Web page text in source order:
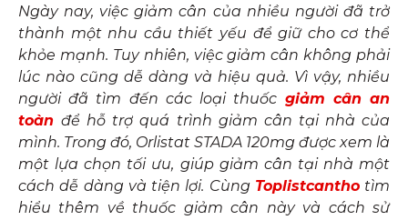
Ngày nay, việc giảm cân của nhiều người đã trở
thành một nhu cầu thiết yếu để giữ cho cơ thể
khỏe mạnh. Tuy nhiên, việc giảm cân không phải
lúc nào cũng dễ dàng và hiệu quả. Vì vậy, nhiều
người đã tìm đến các loại thuốc giảm cân an
toànđể hỗ trợ quá trình giảm cân tại nhà của
mình. Trong đó, Orlistat STADA 120mg được xem là
một lựa chọn tối ưu, giúp giảm cân tại nhà một
cách dễ dàng và tiện lợi. Cùng Toplistcanthotìm
hiểu thêm về thuốc giảm cân này và cách sử